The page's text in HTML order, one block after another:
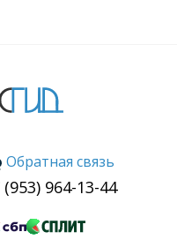
Обратная связь
(953) 964-13-44